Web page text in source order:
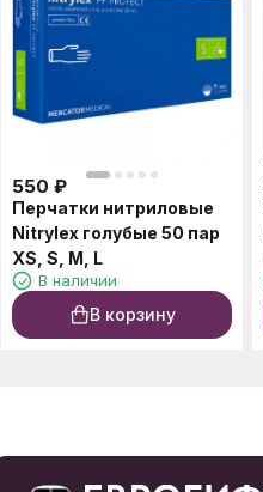
550 ₽
Перчатки нитриловые
Nitrylex голубые 50 пар
XS, S, M, L
В наличии
В корзину